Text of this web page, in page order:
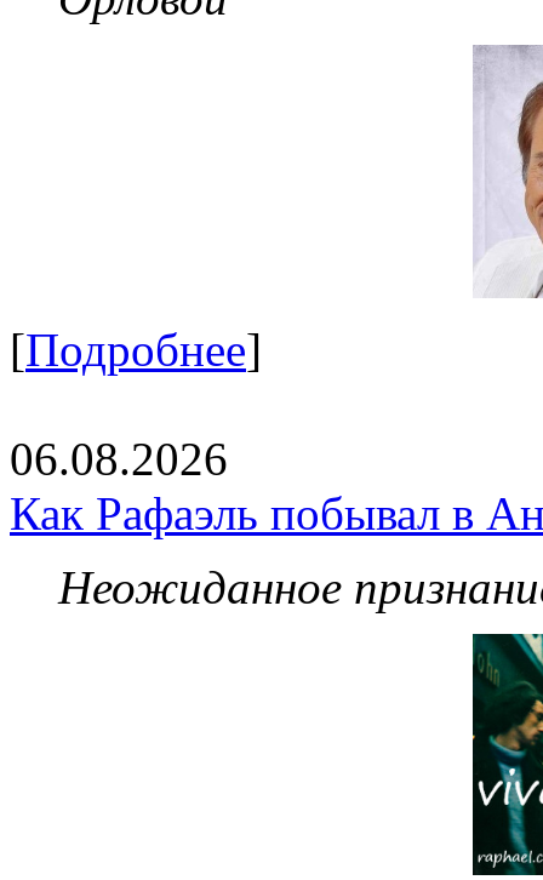
[Подробнее]
06.08.2026
Как Рафаэль побывал в
Неожиданное